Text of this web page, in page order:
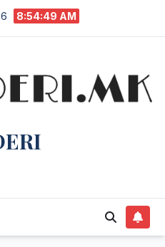
8:54:50 AM